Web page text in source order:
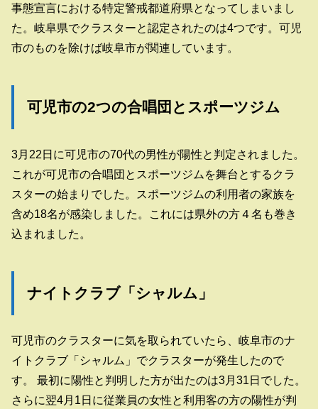
事態宣言における特定警戒都道府県となってしまいまし
た。岐阜県でクラスターと認定されたのは4つです。可児
市のものを除けば岐阜市が関連しています。
可児市の2つの合唱団とスポーツジム
3月22日に可児市の70代の男性が陽性と判定されました。
これが可児市の合唱団とスポーツジムを舞台とするクラ
スターの始まりでした。スポーツジムの利用者の家族を
含め18名が感染しました。これには県外の方４名も巻き
込まれました。
ナイトクラブ「シャルム」
可児市のクラスターに気を取られていたら、岐阜市のナ
イトクラブ「シャルム」でクラスターが発生したので
す。 最初に陽性と判明した方が出たのは3月31日でした。
さらに翌4月1日に従業員の女性と利用客の方の陽性が判